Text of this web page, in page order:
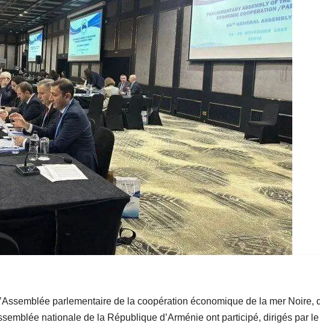
parlementaire de la coopération économique de la mer Noire,
nationale de la République d’Arménie ont participé, dirigés par